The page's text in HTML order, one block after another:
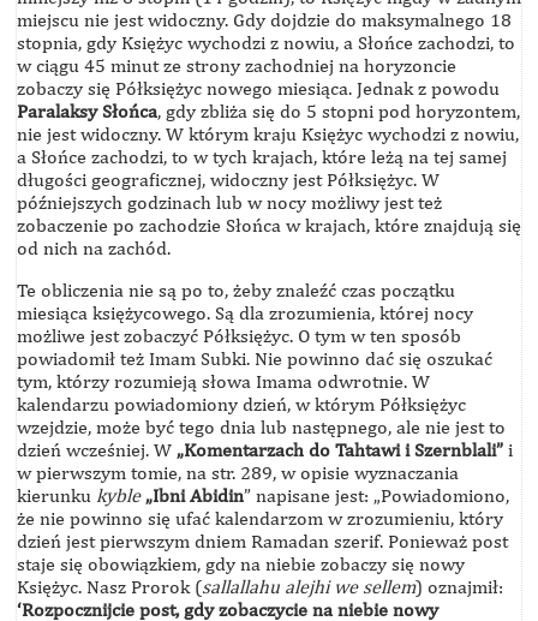
miejscu nie jest widoczny. Gdy dojdzie do maksymalnego 18
stopnia, gdy Księżyc wychodzi z nowiu, a Słońce zachodzi, to
w ciągu 45 minut ze strony zachodniej na horyzoncie
zobaczy się Półksiężyc nowego miesiąca. Jednak z powodu
Paralaksy Słońca, gdy zbliża się do 5 stopni pod horyzontem,
nie jest widoczny. W którym kraju Księżyc wychodzi z nowiu,
a Słońce zachodzi, to w tych krajach, które leżą na tej samej
długości geograficznej, widoczny jest Półksiężyc. W
późniejszych godzinach lub w nocy możliwy jest też
zobaczenie po zachodzie Słońca w krajach, które znajdują się
od nich na zachód.
Te obliczenia nie są po to, żeby znaleźć czas początku
miesiąca księżycowego. Są dla zrozumienia, której nocy
możliwe jest zobaczyć Półksiężyc. O tym w ten sposób
powiadomił też Imam Subki. Nie powinno dać się oszukać
tym, którzy rozumieją słowa Imama odwrotnie. W
kalendarzu powiadomiony dzień, w którym Półksiężyc
wzejdzie, może być tego dnia lub następnego, ale nie jest to
dzień wcześniej. W „Komentarzach do Tahtawi i Szernblali” i
w pierwszym tomie, na str. 289, w opisie wyznaczania
kierunku kyble „Ibni Abidin” napisane jest: „Powiadomiono,
że nie powinno się ufać kalendarzom w zrozumieniu, który
dzień jest pierwszym dniem Ramadan szerif. Ponieważ post
staje się obowiązkiem, gdy na niebie zobaczy się nowy
Księżyc. Nasz Prorok (sallallahu alejhi we sellem) oznajmił:
‘Rozpocznijcie post, gdy zobaczycie na niebie nowy